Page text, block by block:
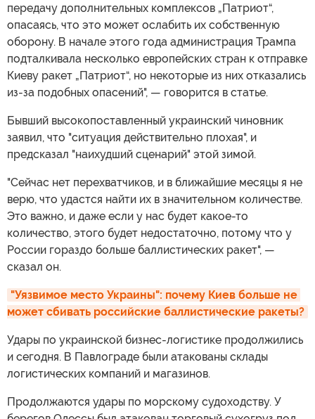
передачу дополнительных комплексов „Патриот“,
опасаясь, что это может ослабить их собственную
оборону. В начале этого года администрация Трампа
подталкивала несколько европейских стран к отправке
Киеву ракет „Патриот“, но некоторые из них отказались
из-за подобных опасений", — говорится в статье.
Бывший высокопоставленный украинский чиновник
заявил, что "ситуация действительно плохая", и
предсказал "наихудший сценарий" этой зимой.
"Сейчас нет перехватчиков, и в ближайшие месяцы я не
верю, что удастся найти их в значительном количестве.
Это важно, и даже если у нас будет какое-то
количество, этого будет недостаточно, потому что у
России гораздо больше баллистических ракет", —
сказал он.
"Уязвимое место Украины": почему Киев больше не
может сбивать российские баллистические ракеты?
Удары по украинской бизнес-логистике продолжились
и сегодня. В Павлограде были атакованы склады
логистических компаний и магазинов.
Продолжаются удары по морскому судоходству. У